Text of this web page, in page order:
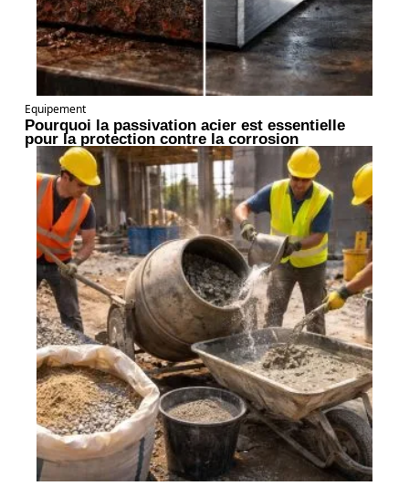
Equipement
Pourquoi la passivation acier est essentielle
pour la protection contre la corrosion